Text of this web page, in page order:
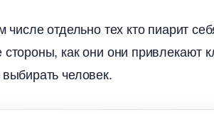
числе отдельно тех кто пиарит
как они они привлекают
человек.